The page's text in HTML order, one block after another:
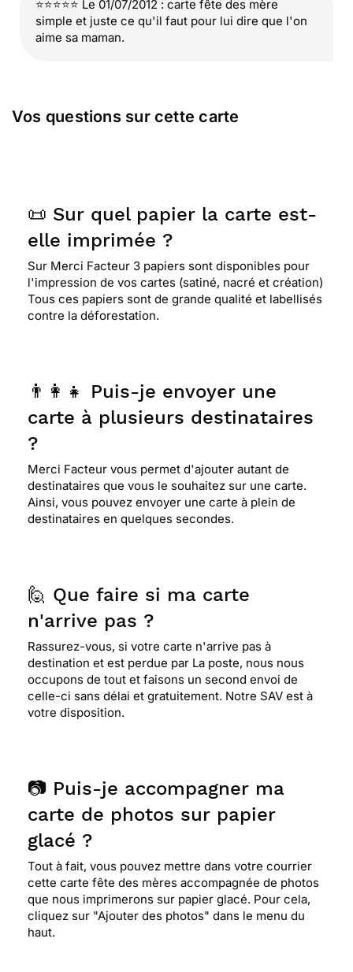
⭐⭐⭐⭐⭐ Le 01/07/2012 : carte fête des mère
simple et juste ce qu'il faut pour lui dire que l'on
aime sa maman.
Vos questions sur cette carte
📜 Sur quel papier la carte est-
elle imprimée ?
Sur Merci Facteur 3 papiers sont disponibles pour
l'impression de vos cartes (satiné, nacré et création)
Tous ces papiers sont de grande qualité et labellisés
contre la déforestation.
👨‍👩‍👧 Puis-je envoyer une
carte à plusieurs destinataires
?
Merci Facteur vous permet d'ajouter autant de
destinataires que vous le souhaitez sur une carte.
Ainsi, vous pouvez envoyer une carte à plein de
destinataires en quelques secondes.
🙋 Que faire si ma carte
n'arrive pas ?
Rassurez-vous, si votre carte n'arrive pas à
destination et est perdue par La poste, nous nous
occupons de tout et faisons un second envoi de
celle-ci sans délai et gratuitement. Notre SAV est à
votre disposition.
📷 Puis-je accompagner ma
carte de photos sur papier
glacé ?
Tout à fait, vous pouvez mettre dans votre courrier
cette carte fête des mères accompagnée de photos
que nous imprimerons sur papier glacé. Pour cela,
cliquez sur "Ajouter des photos" dans le menu du
haut.